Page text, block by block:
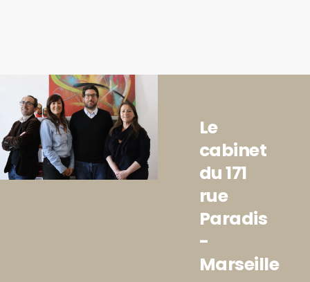
Le
cabinet
du 171
rue
Paradis
-
Marseille